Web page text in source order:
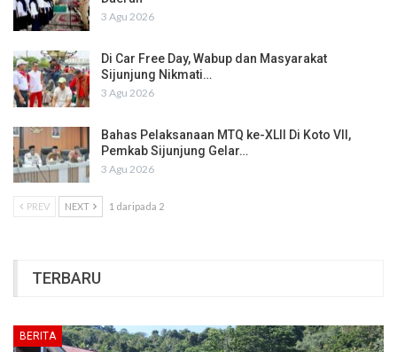
3 Agu 2026
Di Car Free Day, Wabup dan Masyarakat
Sijunjung Nikmati…
3 Agu 2026
Bahas Pelaksanaan MTQ ke-XLII Di Koto VII,
Pemkab Sijunjung Gelar…
3 Agu 2026
PREV NEXT 1 daripada 2
TERBARU
BERITA